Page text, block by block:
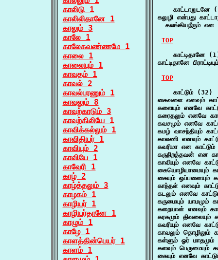
காலிடு 1
காலிலிதானே 1
காலும் 3
காலே 1
காலேகவண்ணமே 1
காலை 1
காலையும் 1
காவதம் 1
காவல் 2
காவல்பரணும் 1
காவலும் 8
காவற்காடும் 3
காவற்கிலியே 1
காவிக்கல்லும் 1
காவிதியர் 1
காவியும் 2
காவியே 1
காவேரி 1
காழ் 2
காழ்த்தலும் 3
காழகம் 1
காழியர் 1
காழியர்தானே 1
காழும் 1
காழே 1
காளத்தின்பெயர் 1
காளம் 1
காட்டாறுடனே
கலுழி என்பது
கலங்கியநீரும் என
TOP
காட்டிதானே
காட்டிதானே
TOP
    காட்டும் (32)
கைவளை எனவும்
களையும் எனவே
கரைதலும் எனவே
கவசமும் எனவே
கமழ் வாசந்தியும்
காலணி எனவும்
கவரிமா என
கருநிறத்தவன் என
காவியும் எனவே
கையொழியாமையும்
கையும் ஒப்பனையும்
காந்தள் எனவும்
கடலும் எனவே
கருமையும் யாமமும்
கறையான் எனவும்
கரகமும் திவலையும்
கவரியும் எனவே
காவலும் தொழிலும்
கள்ளும் ஓர்
களவும் பெருமையும்
கையும் எனவே